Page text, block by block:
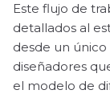
Este flujo de
detallados al
desde un
diseñadores
el modelo de